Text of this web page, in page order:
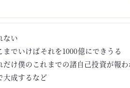
ない
でいけばそれを1000億にできうる
だけ僕のこれまでの諸自己投資が報
大成するなど